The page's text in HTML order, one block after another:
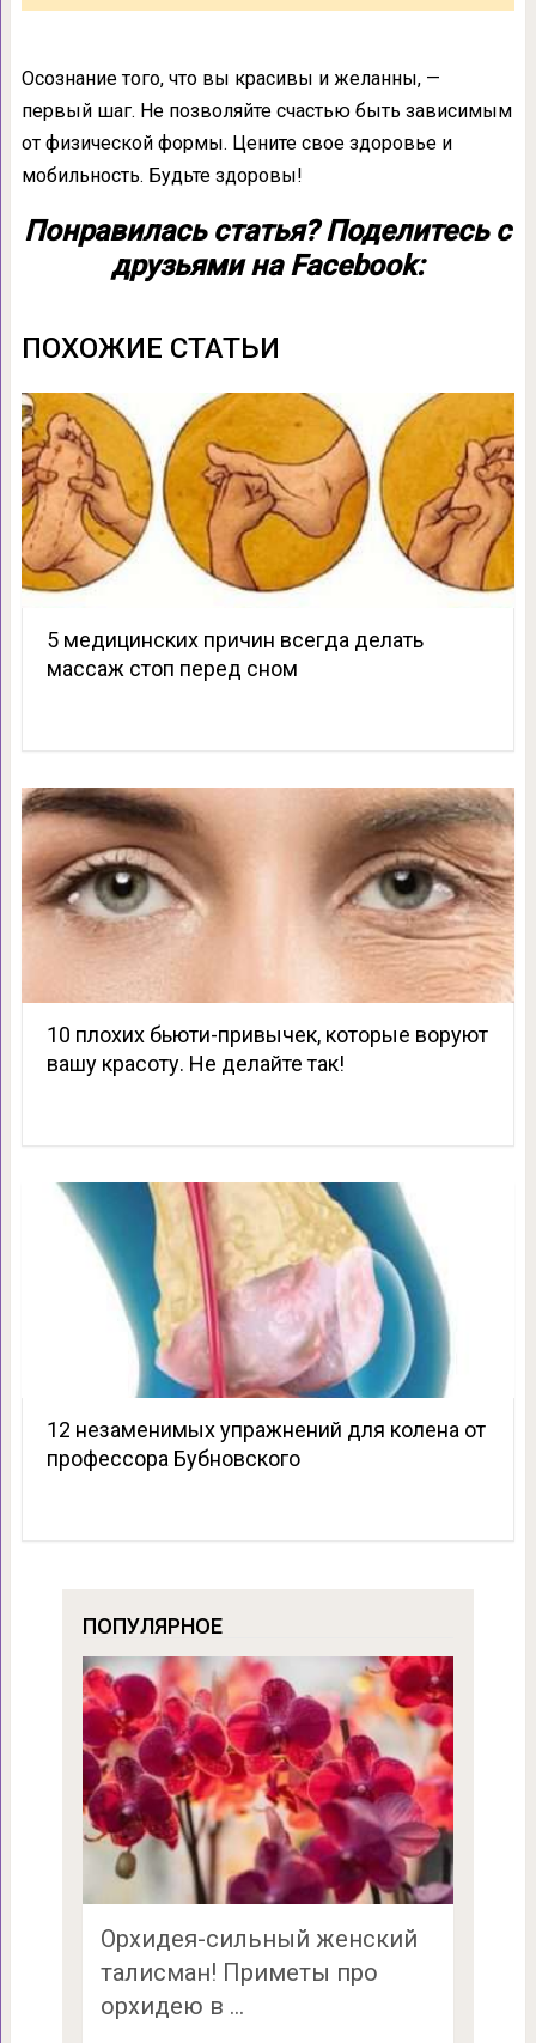
Осознание того, что вы красивы и желанны, —
первый шаг. Не позволяйте счастью быть зависимым
от физической формы. Цените свое здоровье и
мобильность. Будьте здоровы!
Понравилась статья? Поделитесь с
друзьями на Facebook:
ПОХОЖИЕ СТАТЬИ
5 медицинских причин всегда делать
массаж стоп перед сном
10 плохих бьюти-привычек, которые воруют
вашу красоту. Не делайте так!
12 незаменимых упражнений для колена от
профессора Бубновского
ПОПУЛЯРНОЕ
Орхидея-сильный женский
талисман! Приметы про
орхидею в …